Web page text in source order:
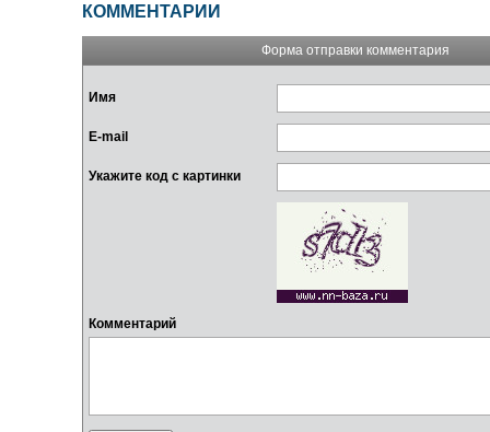
КОММЕНТАРИИ
Форма отправки комментария
Имя
E-mail
Укажите код с картинки
Комментарий